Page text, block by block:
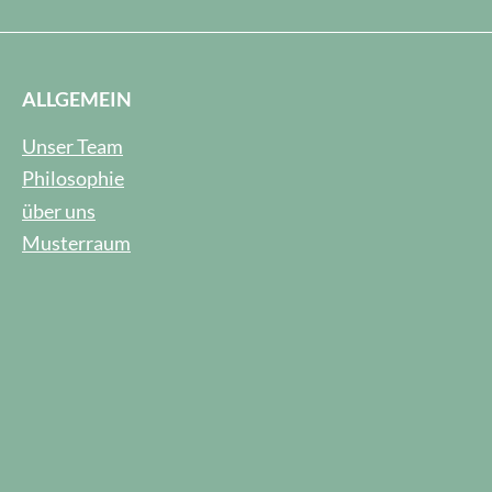
ALLGEMEIN
Unser Team
Philosophie
über uns
Musterraum